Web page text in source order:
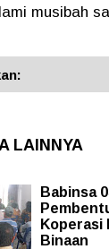
musibah
LAINNYA
Babinsa
Koperasi
Binaan